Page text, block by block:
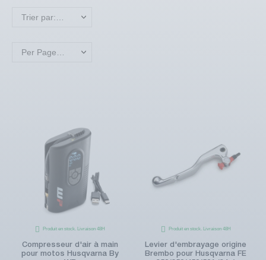
Produit en stock. Livraison 48H
Compresseur d'air à main
pour motos Husqvarna By
Produit en stock. Livraison 48H
Levier d'embrayage origine
Brembo pour Husqvarna FE